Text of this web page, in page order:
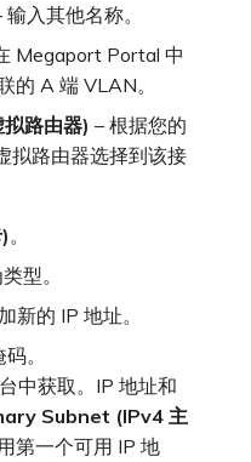
输入其他名称。
Megaport Portal 中
的 A 端 VLAN。
路由器) – 根据您的
拟路由器选择到该接
。
型。
新的 IP 地址。
。
中获取。IP 地址和
Subnet (IPv4 主
第一个可用 IP 地